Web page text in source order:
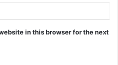
in this browser for the next